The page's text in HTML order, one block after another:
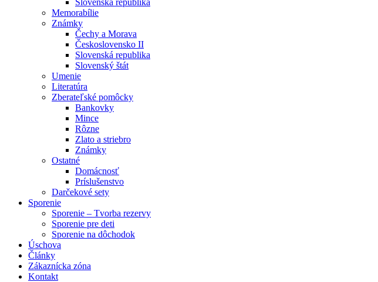
Slovenská republika
Memorabílie
Známky
Čechy a Morava
Československo II
Slovenská republika
Slovenský štát
Umenie
Literatúra
Zberateľské pomôcky
Bankovky
Mince
Rôzne
Zlato a striebro
Známky
Ostatné
Domácnosť
Príslušenstvo
Darčekové sety
Sporenie
Sporenie – Tvorba rezervy
Sporenie pre deti
Sporenie na dôchodok
Úschova
Články
Zákaznícka zóna
Kontakt